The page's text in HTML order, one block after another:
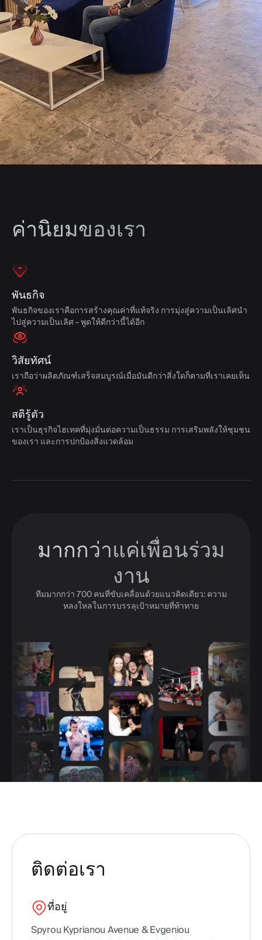
ค่านิยมของเรา
พันธกิจ
พันธกิจของเราคือการสร้างคุณค่าที่แท้จริง การมุ่งสู่ความเป็นเลิศนำ
ไปสู่ความเป็นเลิศ - พูดให้ดีกว่านี้ได้อีก
วิสัยทัศน์
เราถือว่าผลิตภัณฑ์เสร็จสมบูรณ์เมื่อมันดีกว่าสิ่งใดก็ตามที่เราเคยเห็น
สติรู้ตัว
เราเป็นธุรกิจไฮเทคที่มุ่งมั่นต่อความเป็นธรรม การเสริมพลังให้ชุมชน
ของเรา และการปกป้องสิ่งแวดล้อม
มากกว่าแค่เพื่อนร่วม
งาน
ทีมมากกว่า 700 คนที่ขับเคลื่อนด้วยแนวคิดเดียว: ความ
หลงใหลในการบรรลุเป้าหมายที่ท้าทาย
ติดต่อเรา
ที่อยู่
Spyrou Kyprianou Avenue & Evgeniou